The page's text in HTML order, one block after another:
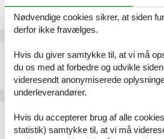
Emne nr.:521-PL-76270-12
8 personer
Sommerhus - 5 personer - 76-270 -
Emne nr.:521-PL-76270-09
5 personer
Sommerhus - 4 personer - 76-270 -
Emne nr.:521-PL-76270-08
Nødvendige cookies sikrer, at siden
derfor ikke fravælges.
Hvis du giver samtykke til, at vi må
du os med at forbedre og udvikle
videresendt anonymiserede
underleverandører.
Hvis du accepterer brug af alle
statistik) samtykke til, at vi må